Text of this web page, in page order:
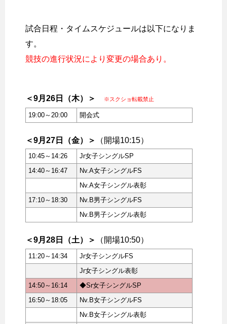
試合日程・タイムスケジュールは以下になりま
す。
競技の進行状況により変更の場合あり。
＜9月26日（木）＞ ※スクショ転載禁止
19:00～20:00 開会式
＜9月27日（金）＞ （開場10:15）
10:45～14:26
Jr女子シングルSP
14:40～16:47
Nv.A女子シングルFS
Nv.A女子シングル表彰
17:10～18:30
Nv.B男子シングルFS
Nv.B男子シングル表彰
＜9月28日（土）＞ （開場10:50）
11:20～14:34
Jr女子シングルFS
Jr女子シングル表彰
14:50～16:14
◆Sr女子シングルSP
16:50～18:05
Nv.B女子シングルFS
Nv.B女子シングル表彰